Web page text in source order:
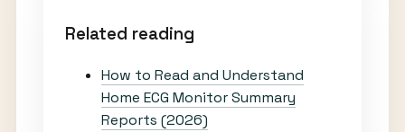
Related reading
How to Read and Understand
Home ECG Monitor Summary
Reports (2026)